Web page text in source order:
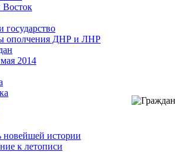
государство
ополчения ДНР и ЛНР
2014
новейшей истории
к летописи